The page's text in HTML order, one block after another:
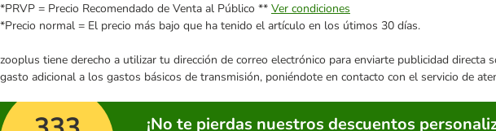
*PRVP = Precio Recomendado de Venta al Público ** Ver condiciones
*Precio normal = El precio más bajo que ha tenido el artículo en los útimos 30 días.
zooplus tiene derecho a utilizar tu dirección de correo electrónico para enviarte publicidad
gasto adicional a los gastos básicos de transmisión, poniéndote en contacto con el servicio de
¡No te pierdas nuestros descuentos